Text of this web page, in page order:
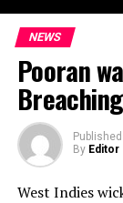
NEWS
Pooran
Published
By Editor
West Indies